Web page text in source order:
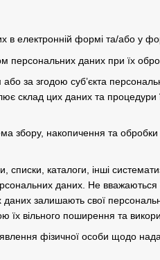
в електронній формі та/або у
персональних даних при їх
за згодою суб’єкта
склад цих даних та
збору, накопичення та обробки
списки, каталоги, інші
даних. Не
залишають свої
їх вільного поширення та
фізичної особи щодо